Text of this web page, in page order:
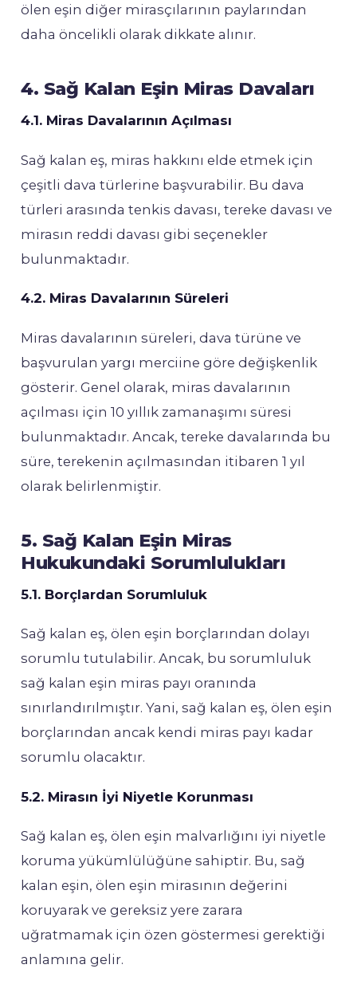
ölen eşin diğer mirasçılarının paylarından
daha öncelikli olarak dikkate alınır.
4. Sağ Kalan Eşin Miras Davaları
4.1. Miras Davalarının Açılması
Sağ kalan eş, miras hakkını elde etmek için
çeşitli dava türlerine başvurabilir. Bu dava
türleri arasında tenkis davası, tereke davası ve
mirasın reddi davası gibi seçenekler
bulunmaktadır.
4.2. Miras Davalarının Süreleri
Miras davalarının süreleri, dava türüne ve
başvurulan yargı merciine göre değişkenlik
gösterir. Genel olarak, miras davalarının
açılması için 10 yıllık zamanaşımı süresi
bulunmaktadır. Ancak, tereke davalarında bu
süre, terekenin açılmasından itibaren 1 yıl
olarak belirlenmiştir.
5. Sağ Kalan Eşin Miras
Hukukundaki Sorumlulukları
5.1. Borçlardan Sorumluluk
Sağ kalan eş, ölen eşin borçlarından dolayı
sorumlu tutulabilir. Ancak, bu sorumluluk
sağ kalan eşin miras payı oranında
sınırlandırılmıştır. Yani, sağ kalan eş, ölen eşin
borçlarından ancak kendi miras payı kadar
sorumlu olacaktır.
5.2. Mirasın İyi Niyetle Korunması
Sağ kalan eş, ölen eşin malvarlığını iyi niyetle
koruma yükümlülüğüne sahiptir. Bu, sağ
kalan eşin, ölen eşin mirasının değerini
koruyarak ve gereksiz yere zarara
uğratmamak için özen göstermesi gerektiği
anlamına gelir.